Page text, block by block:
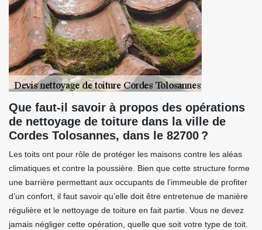
Que faut-il savoir à propos des opérations
de nettoyage de toiture dans la ville de
Cordes Tolosannes, dans le 82700 ?
Les toits ont pour rôle de protéger les maisons contre les aléas
climatiques et contre la poussière. Bien que cette structure forme
une barrière permettant aux occupants de l’immeuble de profiter
d’un confort, il faut savoir qu’elle doit être entretenue de manière
régulière et le nettoyage de toiture en fait partie. Vous ne devez
jamais négliger cette opération, quelle que soit votre type de toit.